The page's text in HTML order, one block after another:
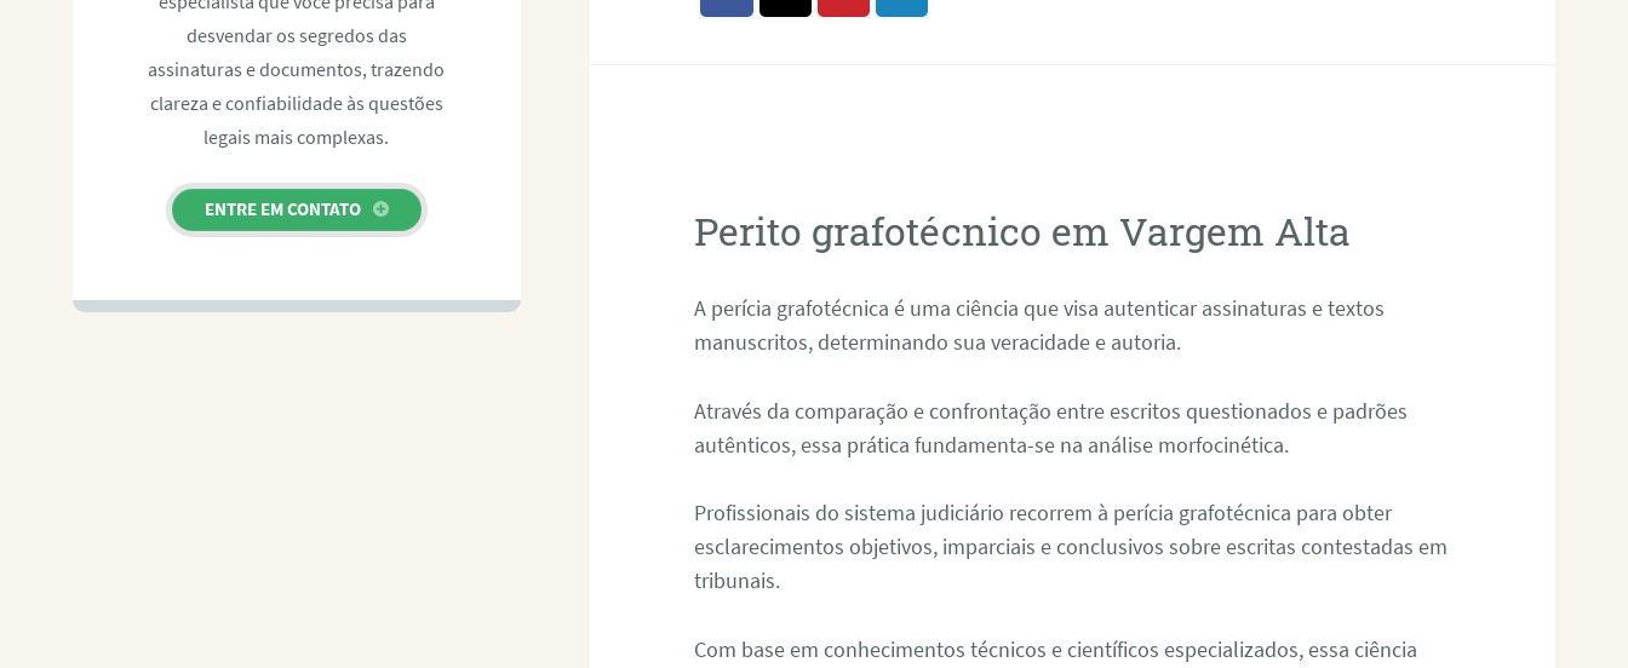
Perito grafotécnico em Vargem Alta
A perícia grafotécnica é uma ciência que visa autenticar assinaturas e textos
manuscritos, determinando sua veracidade e autoria.
Através da comparação e confrontação entre escritos questionados e padrões
autênticos, essa prática fundamenta-se na análise morfocinética.
Profissionais do sistema judiciário recorrem à perícia grafotécnica para obter
esclarecimentos objetivos, imparciais e conclusivos sobre escritas contestadas em
tribunais.
Com base em conhecimentos técnicos e científicos especializados, essa ciência
desvendar os segredos das
assinaturas e documentos, trazendo
clareza e confiabilidade às questões
legais mais complexas.
ENTRE EM CONTATO